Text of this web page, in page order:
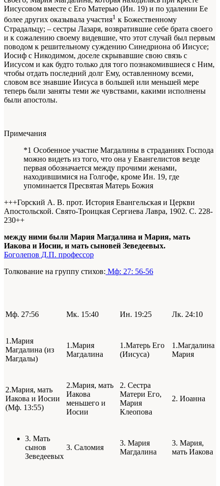
Иисусовом вместе с Его Матерью (Ин. 19) и по удалении Ее
более других оказывала участия1 к Божественному
Страдальцу; – сестры Лазаря, возвратившие себе брата своего
и к сожалению своему видевшие, что этот случай был первым
поводом к решительному суждению Синедриона об Иисусе;
Иосиф с Никодимом, доселе скрывавшие свою связь с
Иисусом и как будто только для того познакомившиеся с Ним,
чтобы отдать последний долг Ему, оставленному всеми,
словом все знавшие Иисуса в большей или меньшей мере
теперь были заняты теми же чувствами, какими исполнены
были апостолы.
Примечания
*1 Особенное участие Магдалины в страданиях Господа
можно видеть из того, что она у Евангелистов везде
первая обозначается между прочими женами,
находившимися на Голгофе, кроме Ин. 19, где
упоминается Пресвятая Матерь Божия
+++Горский А. В. прот. История Евангельская и Церкви
Апостольской. Свято-Троицкая Сергиева Лавра, 1902. С. 228-
230++
между ними были Мария Магдалина и Мария, мать
Иакова и Иосии, и мать сыновей Зеведеевых.
Боголепов Д.П. профессор
Толкование на группу стихов: Мф: 27: 56-56
Мф. 27:56 Мк. 15:40 Ин. 19:25 Лк. 24:10
1.Мария
Магдалина (из
Магдалы)
1.Мария
Магдалина
1.Матерь Его
(Иисуса)
1.Магдалина
Мария
2.Мария, мать
Иакова и Иосии
(Мф. 13:55)
2.Мария, мать
Иакова
меньшего и
Иосии
2. Сестра
Матери Его,
Мария
Клеопова
2. Иоанна
3. Мать
сынов
Зеведеевых
3. Саломия
3. Мария
Магдалина
3. Мария,
мать Иакова